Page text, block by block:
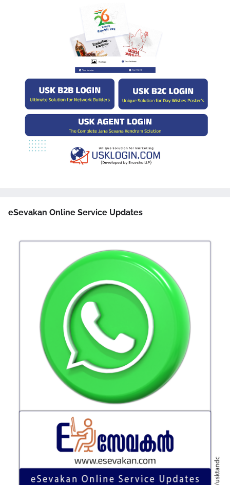
eSevakan Online Service Updates